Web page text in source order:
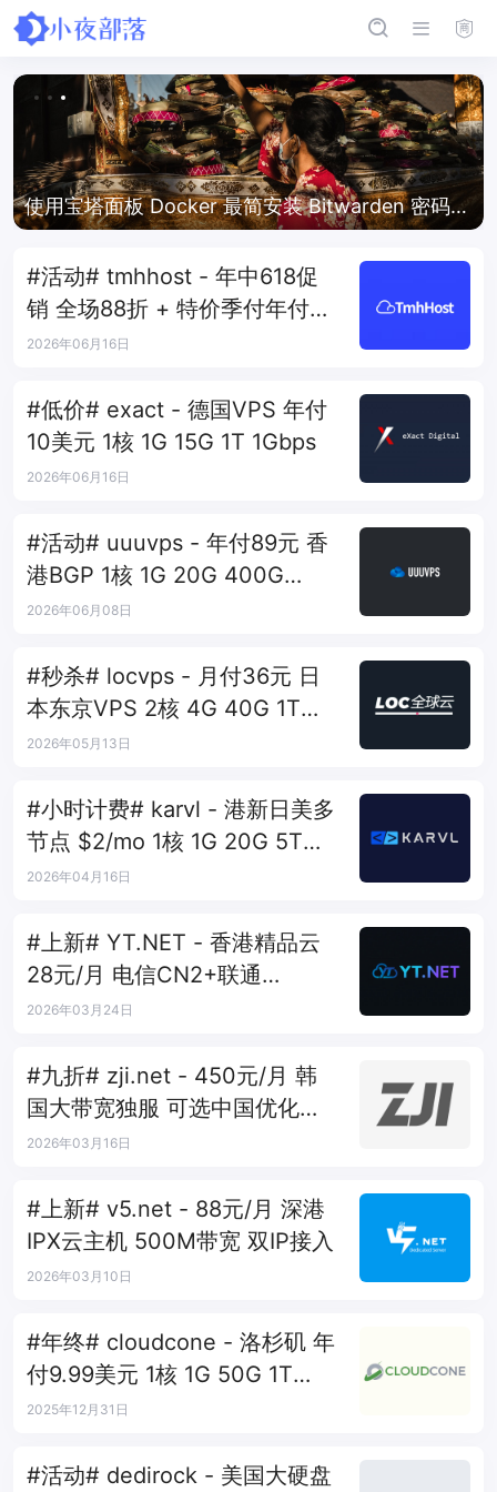
使用宝塔面板 Docker 最简安装 Bitwarden 密码管
理器
#活动# tmhhost - 年中618促
销 全场88折 + 特价季付年付
VPS
2026年06月16日
#低价# exact - 德国VPS 年付
10美元 1核 1G 15G 1T 1Gbps
2026年06月16日
#活动# uuuvps - 年付89元 香
港BGP 1核 1G 20G 400G
30M
2026年06月08日
#秒杀# locvps - 月付36元 日
本东京VPS 2核 4G 40G 1T
450Mbps
2026年05月13日
#小时计费# karvl - 港新日美多
节点 $2/mo 1核 1G 20G 5T
1Gbps
2026年04月16日
#上新# YT.NET - 香港精品云
28元/月 电信CN2+联通
AS10099+移动CMI
2026年03月24日
#九折# zji.net - 450元/月 韩
国大带宽独服 可选中国优化和
纯国际线路
2026年03月16日
#上新# v5.net - 88元/月 深港
IPX云主机 500M带宽 双IP接入
2026年03月10日
#年终# cloudcone - 洛杉矶 年
付9.99美元 1核 1G 50G 1T
1Gbps
2025年12月31日
#活动# dedirock - 美国大硬盘